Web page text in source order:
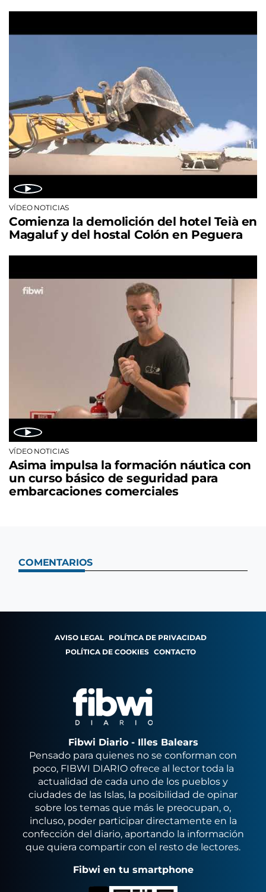
VÍDEO NOTICIAS
Comienza la demolición del hotel Teià en
Magaluf y del hostal Colón en Peguera
VÍDEO NOTICIAS
Asima impulsa la formación náutica con
un curso básico de seguridad para
embarcaciones comerciales
COMENTARIOS
AVISO LEGAL POLÍTICA DE PRIVACIDAD
POLÍTICA DE COOKIES CONTACTO
Fibwi Diario - Illes Balears
Pensado para quienes no se conforman con
poco, FIBWI DIARIO ofrece al lector toda la
actualidad de cada uno de los pueblos y
ciudades de las Islas, la posibilidad de opinar
sobre los temas que más le preocupan, o,
incluso, poder participar directamente en la
confección del diario, aportando la información
que quiera compartir con el resto de lectores.
Fibwi en tu smartphone